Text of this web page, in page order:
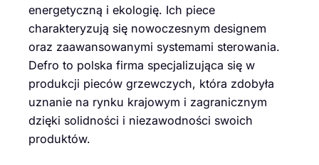
energetyczną i ekologię. Ich piece
charakteryzują się nowoczesnym designem
oraz zaawansowanymi systemami sterowania.
Defro to polska firma specjalizująca się w
produkcji pieców grzewczych, która zdobyła
uznanie na rynku krajowym i zagranicznym
dzięki solidności i niezawodności swoich
produktów.